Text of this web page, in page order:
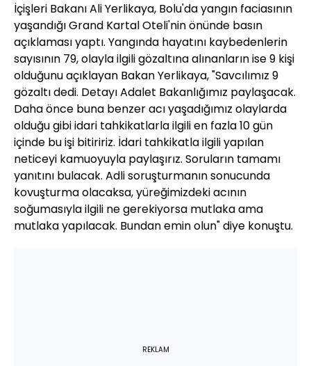
İçişleri Bakanı Ali Yerlikaya, Bolu'da yangın faciasının
yaşandığı Grand Kartal Oteli'nin önünde basın
açıklaması yaptı. Yangında hayatını kaybedenlerin
sayısının 79, olayla ilgili gözaltına alınanların ise 9 kişi
olduğunu açıklayan Bakan Yerlikaya, "Savcılımız 9
gözaltı dedi. Detayı Adalet Bakanlığımız paylaşacak.
Daha önce buna benzer acı yaşadığımız olaylarda
olduğu gibi idari tahkikatlarla ilgili en fazla 10 gün
içinde bu işi bitiririz. İdari tahkikatla ilgili yapılan
neticeyi kamuoyuyla paylaşırız. Soruların tamamı
yanıtını bulacak. Adli soruşturmanın sonucunda
kovuşturma olacaksa, yüreğimizdeki acının
soğumasıyla ilgili ne gerekiyorsa mutlaka ama
mutlaka yapılacak. Bundan emin olun" diye konuştu.
REKLAM